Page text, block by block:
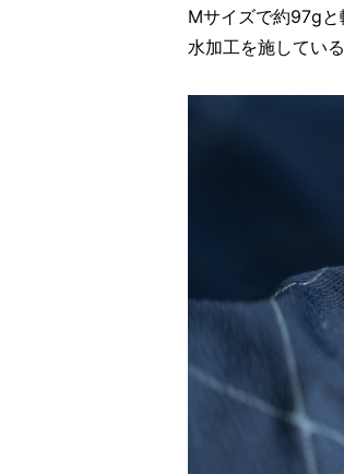
Mサイズで約97g
水加工を施してい